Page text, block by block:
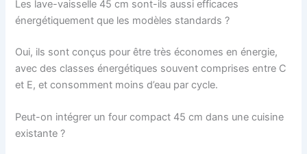
Les lave-vaisselle 45 cm sont-ils aussi efficaces
énergétiquement que les modèles standards ?
Oui, ils sont conçus pour être très économes en énergie,
avec des classes énergétiques souvent comprises entre C
et E, et consomment moins d’eau par cycle.
Peut-on intégrer un four compact 45 cm dans une cuisine
existante ?